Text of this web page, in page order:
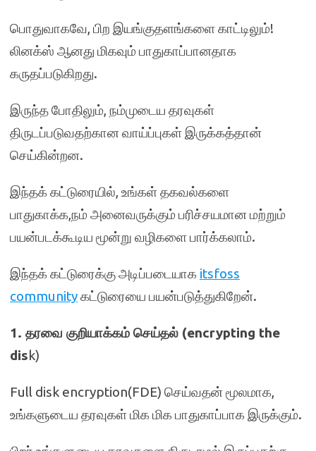
பொதுவாகவே, பிற இயங்குதளங்களை காட்டிலும்!
லினக்ஸ் ஆனது மிகவும் பாதுகாப்பானதாக
கருதப்படுகிறது.
இருந்த போதிலும், நம்முடைய தரவுகள்
திருடப்படுவதற்கான வாய்ப்புகள் இருக்கத்தான்
செய்கின்றன.
இந்தக் கட்டுரையில், உங்கள் தகவல்களை
பாதுகாக்க,நம் அனைவருக்கும் பரிச்சயமான மற்றும்
பயன்படக்கூடிய மூன்று வழிகளை பார்க்கலாம்.
இந்தக் கட்டுரைக்கு அடிப்படையாக itsfoss
communityகட்டுரையை பயன்படுத்துகிறேன்.
1. தரவை குறியாக்கம் செய்தல் (encrypting the
disk)
Full disk encryption(FDE) செய்வதன் மூலமாக,
உங்களுடைய தரவுகள் மிக மிக பாதுகாப்பாக இருக்கும்.